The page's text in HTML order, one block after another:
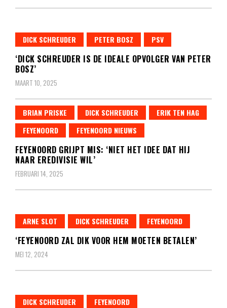
DICK SCHREUDER PETER BOSZ PSV
‘DICK SCHREUDER IS DE IDEALE OPVOLGER VAN PETER
BOSZ’
MAART 10, 2025
BRIAN PRISKE DICK SCHREUDER
ERIK TEN HAG
FEYENOORD
FEYENOORD NIEUWS
FEYENOORD GRIJPT MIS: ‘NIET HET IDEE DAT HIJ
NAAR EREDIVISIE WIL’
FEBRUARI 14, 2025
ARNE SLOT DICK SCHREUDER FEYENOORD
‘FEYENOORD ZAL DIK VOOR HEM MOETEN BETALEN’
MEI 12, 2024
DICK SCHREUDER FEYENOORD